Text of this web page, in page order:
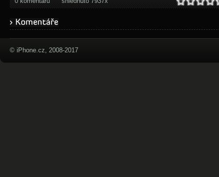
© iPhone.cz, 2008-2017